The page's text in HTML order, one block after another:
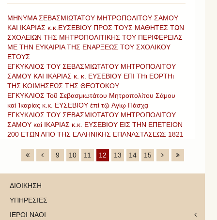
ΜΗΝΥΜΑ ΣΕΒΑΣΜΙΩΤΑΤΟΥ ΜΗΤΡΟΠΟΛΙΤΟΥ ΣΑΜΟΥ
ΚΑΙ ΙΚΑΡΙΑΣ κ.κ.ΕΥΣΕΒΙΟΥ ΠΡΟΣ ΤΟΥΣ ΜΑΘΗΤΕΣ ΤΩΝ
ΣΧΟΛΕΙΩΝ ΤΗΣ ΜΗΤΡΟΠΟΛΙΤΙΚΗΣ ΤΟΥ ΠΕΡΙΦΕΡΕΙΑΣ
ΜΕ ΤΗΝ ΕΥΚΑΙΡΙΑ ΤΗΣ ΕΝΑΡΞΕΩΣ ΤΟΥ ΣΧΟΛΙΚΟΥ
ΕΤΟΥΣ
ΕΓΚΥΚΛΙΟΣ ΤΟΥ ΣΕΒΑΣΜΙΩΤΑΤΟΥ ΜΗΤΡΟΠΟΛΙΤΟΥ
ΣΑΜΟΥ ΚΑΙ ΙΚΑΡΙΑΣ κ. κ. ΕΥΣΕΒΙΟΥ ΕΠΙ ΤΗι ΕΟΡΤΗι
ΤΗΣ ΚΟΙΜΗΣΕΩΣ ΤΗΣ ΘΕΟΤΟΚΟΥ
ΕΓΚΥΚΛΙΟΣ Τοῦ Σεβασμιωτάτου Μητροπολίτου Σάμου
καί Ἰκαρίας κ.κ. ΕΥΣΕΒΙΟΥ ἐπί τῷ Ἁγίῳ Πάσχᾳ
ΕΓΚΥΚΛΙΟΣ ΤΟΥ ΣΕΒΑΣΜΙΩΤΑΤΟΥ ΜΗΤΡΟΠΟΛΙΤΟΥ
ΣΑΜΟΥ καί ΙΚΑΡΙΑΣ κ.κ. ΕΥΣΕΒΙΟΥ ΕΙΣ ΤΗΝ ΕΠΕΤΕΙΟΝ
200 ΕΤΩΝ ΑΠΟ ΤΗΣ ΕΛΛΗΝΙΚΗΣ ΕΠΑΝΑΣΤΑΣΕΩΣ 1821
9 10 11 12 13 14 15
ΔΙΟΙΚΗΣΗ
ΥΠΗΡΕΣΙΕΣ
ΙΕΡΟΙ ΝΑΟΙ